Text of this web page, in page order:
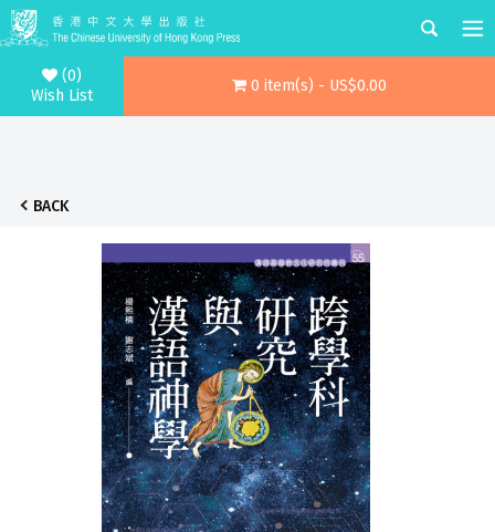
(0)
Wish List
0 item(s) - US$0.00
BACK